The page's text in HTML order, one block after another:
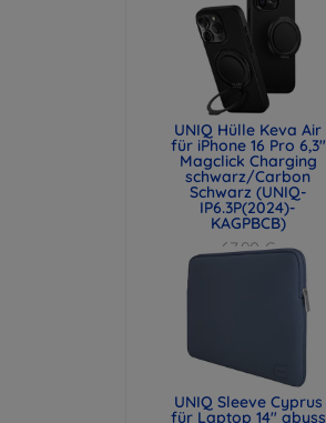
UNIQ Hülle Keva Air
für iPhone 16 Pro 6,3"
Magclick Charging
schwarz/Carbon
Schwarz (UNIQ-
IP6.3P(2024)-
KAGPBCB)
67,90 €
UNIQ Sleeve Cyprus
für Laptop 14" abyss